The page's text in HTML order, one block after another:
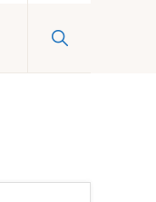
Show
Search